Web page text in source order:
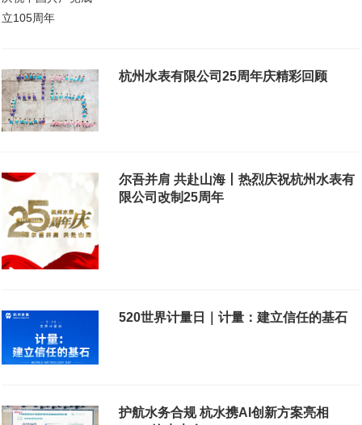
杭州水表有限公司25周年庆精彩回顾
尔吾并肩 共赴山海丨热烈庆祝杭州水表有
限公司改制25周年
520世界计量日｜计量：建立信任的基石
护航水务合规 杭水携AI创新方案亮相